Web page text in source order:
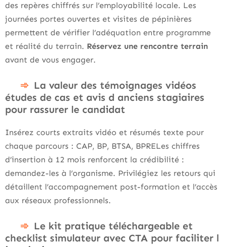
des repères chiffrés sur l’employabilité locale. Les
journées portes ouvertes et visites de pépinières
permettent de vérifier l’adéquation entre programme
et réalité du terrain. Réservez une rencontre terrain
avant de vous engager.
La valeur des témoignages vidéos
études de cas et avis d anciens stagiaires
pour rassurer le candidat
Insérez courts extraits vidéo et résumés texte pour
chaque parcours : CAP, BP, BTSA, BPRELes chiffres
d’insertion à 12 mois renforcent la crédibilité :
demandez-les à l’organisme. Privilégiez les retours qui
détaillent l’accompagnement post-formation et l’accès
aux réseaux professionnels.
Le kit pratique téléchargeable et
checklist simulateur avec CTA pour faciliter l